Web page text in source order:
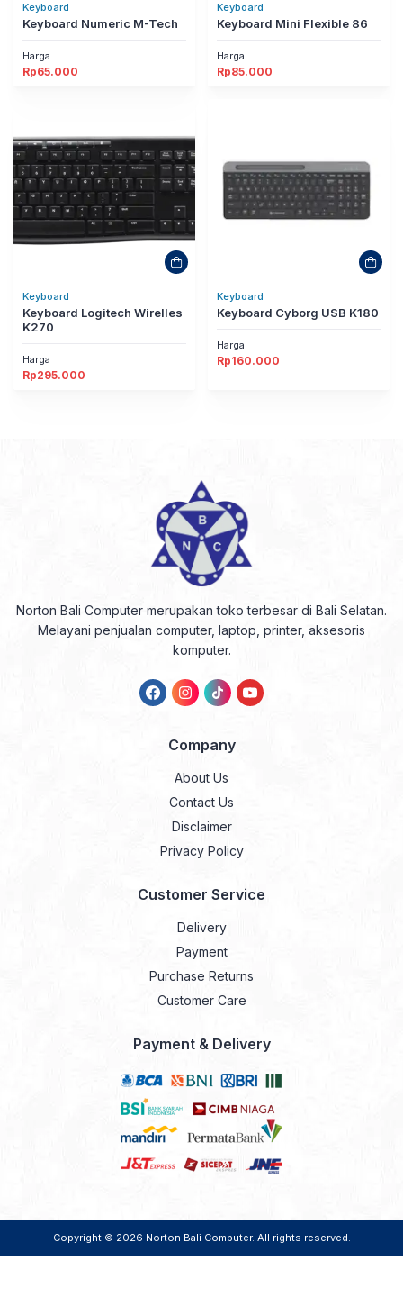
Keyboard
Keyboard Numeric M-Tech
Harga
Rp65.000
Keyboard
Keyboard Mini Flexible 86
Harga
Rp85.000
Keyboard
Keyboard Logitech Wirelles
K270
Harga
Rp295.000
Keyboard
Keyboard Cyborg USB K180
Harga
Rp160.000
Norton Bali Computer merupakan toko terbesar di Bali Selatan.
Melayani penjualan computer, laptop, printer, aksesoris
komputer.
Company
About Us
Contact Us
Disclaimer
Privacy Policy
Customer Service
Delivery
Payment
Purchase Returns
Customer Care
Payment & Delivery
Copyright © 2026 Norton Bali Computer. All rights reserved.